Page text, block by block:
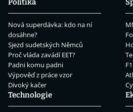
Nová superdávka: kdo na ní
dosáhne?
Sjezd sudetských Němců
Proč vláda zavádí EET?
Padni komu padni
Výpověď z práce vzor
Divoký kačer
Technologie